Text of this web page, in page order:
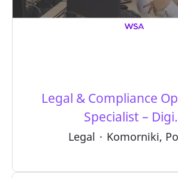
Legal & Compliance
Specialist –
Legal · Komorniki,